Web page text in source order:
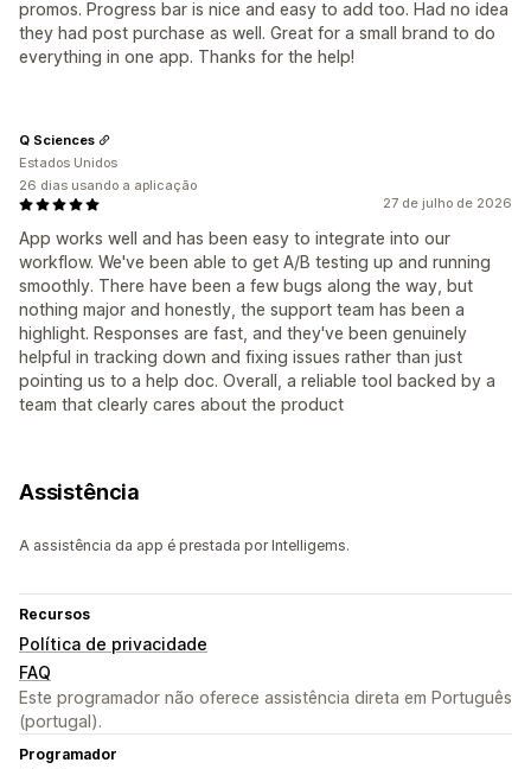
promos. Progress bar is nice and easy to add too. Had no idea
they had post purchase as well. Great for a small brand to do
everything in one app. Thanks for the help!
27 de julho de 2026
App works well and has been easy to integrate into our
workflow. We've been able to get A/B testing up and running
smoothly. There have been a few bugs along the way, but
nothing major and honestly, the support team has been a
highlight. Responses are fast, and they've been genuinely
helpful in tracking down and fixing issues rather than just
pointing us to a help doc. Overall, a reliable tool backed by a
team that clearly cares about the product
Q Sciences
Estados Unidos
26 dias usando a aplicação
Assistência
A assistência da app é prestada por Intelligems.
Recursos
Política de privacidade
FAQ
Este programador não oferece assistência direta em Português
(portugal).
Programador